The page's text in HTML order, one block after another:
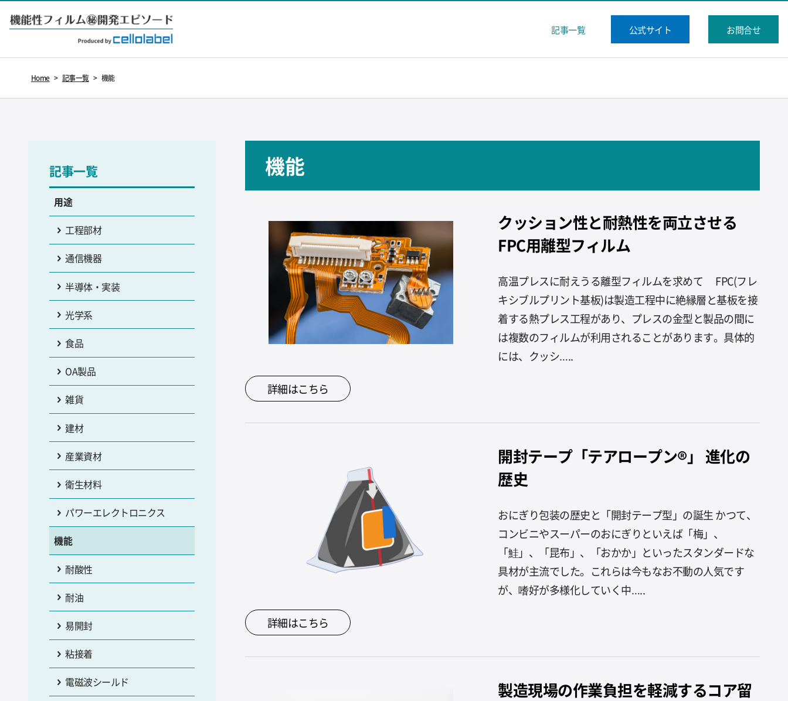
記事一覧 公式サイト お問合せ
Home > 記事一覧 > 機能
機能
クッション性と耐熱性を両立させる
FPC用離型フィルム
高温プレスに耐えうる離型フィルムを求めて FPC(フレ
キシブルプリント基板)は製造工程中に絶縁層と基板を接
着する熱プレス工程があり、プレスの金型と製品の間に
は複数のフィルムが利用されることがあります。具体的
には、クッシ…..
詳細はこちら
開封テープ「テアロープン®」 進化の
歴史
おにぎり包装の歴史と「開封テープ型」の誕生 かつて、
コンビニやスーパーのおにぎりといえば「梅」、
「鮭」、「昆布」、「おかか」といったスタンダードな
具材が主流でした。これらは今もなお不動の人気です
が、嗜好が多様化していく中…..
詳細はこちら
製造現場の作業負担を軽減するコア留
記事一覧
用途
工程部材
通信機器
半導体・実装
光学系
食品
OA製品
雑貨
建材
産業資材
衛生材料
パワーエレクトロニクス
機能
耐酸性
耐油
易開封
粘接着
電磁波シールド